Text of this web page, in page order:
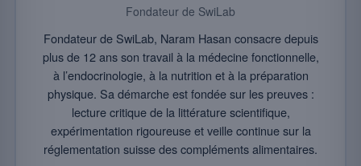
Fondateur de SwiLab
Fondateur de SwiLab, Naram Hasan consacre depuis
plus de 12 ans son travail à la médecine fonctionnelle,
à l’endocrinologie, à la nutrition et à la préparation
physique. Sa démarche est fondée sur les preuves :
lecture critique de la littérature scientifique,
expérimentation rigoureuse et veille continue sur la
réglementation suisse des compléments alimentaires.